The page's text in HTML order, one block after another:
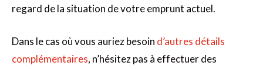
regard de la situation de votre emprunt actuel.
Dans le cas où vous auriez besoin d’autres détails
complémentaires, n’hésitez pas à effectuer des